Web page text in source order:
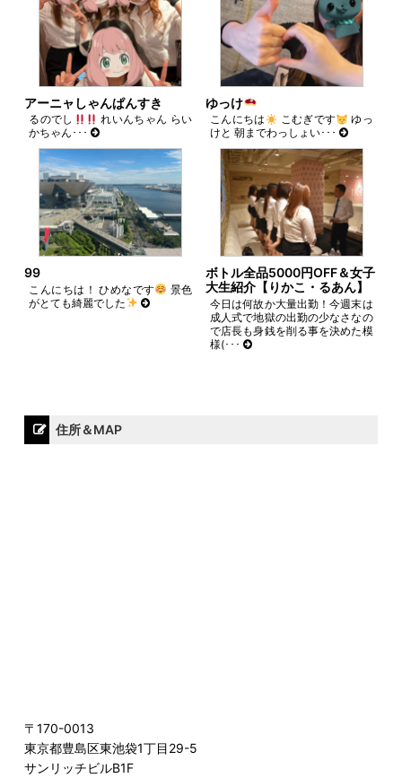
アーニャしゃんぱんすき
るのでし
れいんちゃん らい
かちゃん･･･
ゆっけ
こんにちは こむぎです
ゆっ
けと 朝までわっしょい･･･
99
こんにちは！ ひめなです
景色
がとても綺麗でした
ボトル全品5000円OFF＆女子
大生紹介【りかこ・るあん】
今日は何故か大量出勤！今週末は
成人式で地獄の出勤の少なさなの
で店長も身銭を削る事を決めた模
様(･･･
住所＆MAP
〒170-0013
東京都豊島区東池袋1丁目29-5
サンリッチビルB1F